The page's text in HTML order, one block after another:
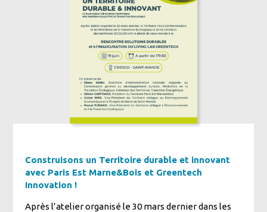
Construisons un Territoire durable et innovant
avec Paris Est Marne&Bois et Greentech
Innovation !
Après l’atelier organisé le 30 mars dernier dans les